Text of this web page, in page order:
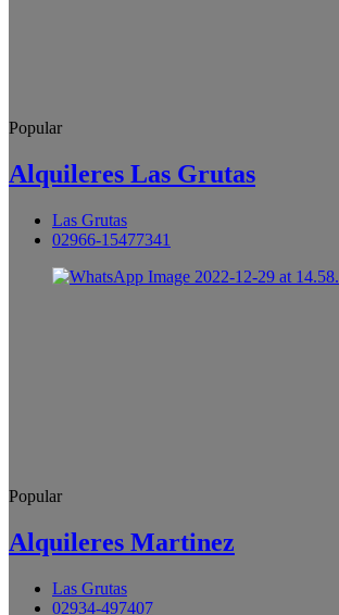
Popular
Alquileres Las Grutas
Las Grutas
02966-15477341
Popular
Alquileres Martinez
Las Grutas
02934-497407